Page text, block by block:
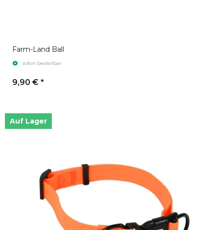
Farm-Land Ball
sofort bestellbar
9,90 € *
Auf Lager